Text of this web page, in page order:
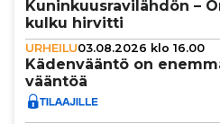
Kunin­kuus­ra­vi­läh­dön –
kulku hirvitti
URHEILU03.08.2026 klo 16.00
Käden­vääntö on
vääntöä